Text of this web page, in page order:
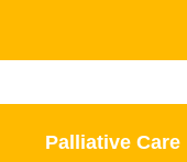
Palliative Care